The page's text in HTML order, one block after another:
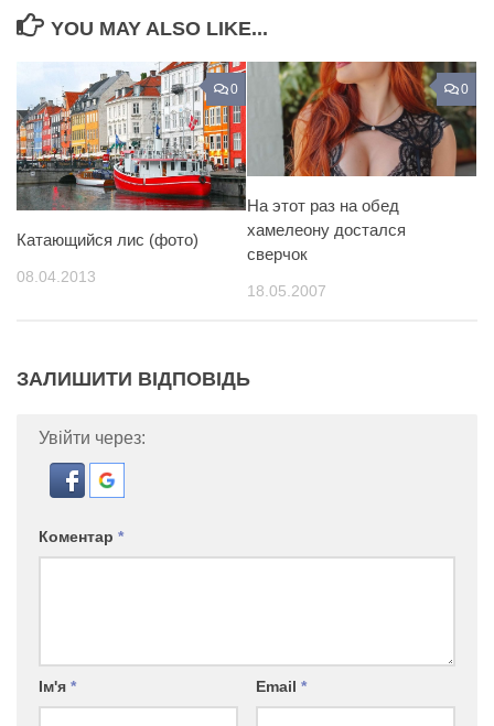
YOU MAY ALSO LIKE...
0
Катающийся лис (фото)
08.04.2013
0
На этот раз на обед
хамелеону достался
сверчок
18.05.2007
ЗАЛИШИТИ ВІДПОВІДЬ
Увійти через:
Коментар *
Ім'я * Email *